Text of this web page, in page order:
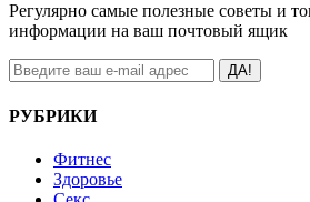
Регулярно самые полезные советы и
информации на ваш почтовый ящик
ДА!
РУБРИКИ
Фитнес
Здоровье